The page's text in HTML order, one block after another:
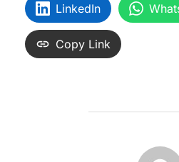
LinkedIn
Copy Link